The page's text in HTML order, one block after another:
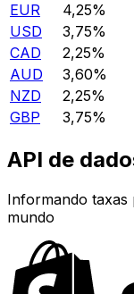
EUR
4,25%
USD
3,75%
CAD
2,25%
AUD
3,60%
NZD
2,25%
GBP
3,75%
API de
Informando taxas
mundo